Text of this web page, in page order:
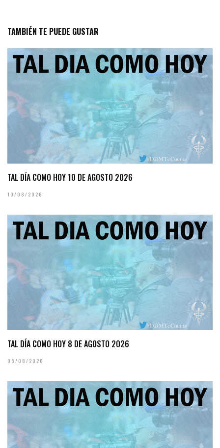
TAMBIÉN TE PUEDE GUSTAR
TAL DÍA COMO HOY 10 DE AGOSTO 2026
10/08/2026
TAL DÍA COMO HOY 8 DE AGOSTO 2026
08/08/2026